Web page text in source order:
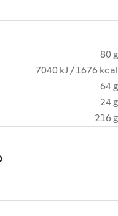
80 g
7040 kJ / 1676 kcal
64 g
24 g
216 g